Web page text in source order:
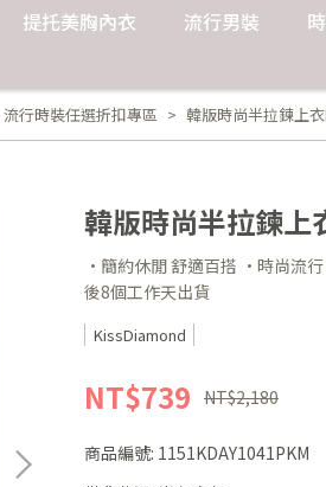
提托美胸內衣 流行男裝
流行時裝任選折扣專區 韓版時尚半拉鍊上
韓版時尚半拉鍊上
·簡約休閒 舒適百搭 ·時尚流
後8個工作天出貨
KissDiamond
NT$739 NT$2,180
商品編號: 1151KDAY1041PKM